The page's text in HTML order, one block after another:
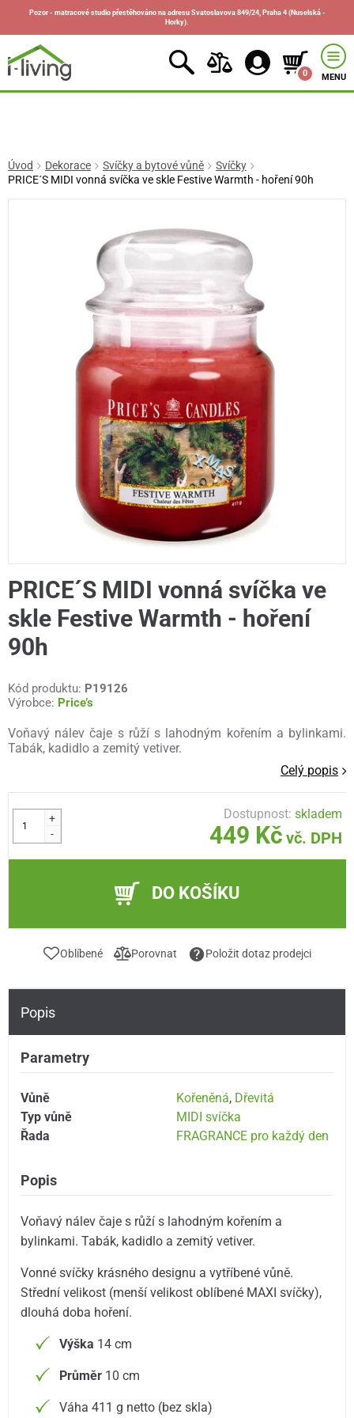
Pozor - matracové studio přestěhováno na adresu Svatoslavova 849/24, Praha 4 (Nuselská -
Horky).
0 MENU
Úvod Dekorace Svíčky a bytové vůně
Svíčky
PRICE´S MIDI vonná svíčka ve skle Festive Warmth - hoření 90h
PRICE´S MIDI vonná svíčka ve
skle Festive Warmth - hoření
90h
Kód produktu: P19126
Výrobce: Price’s
Voňavý nálev čaje s růží s lahodným kořením a bylinkami.
Tabák, kadidlo a zemitý vetiver.
Celý popis
+
-
Dostupnost:skladem
449 Kč vč. DPH
DO KOŠÍKU
Oblíbené Porovnat Položit dotaz prodejci
Popis
Parametry
Vůně Kořeněná, Dřevitá
Typ vůně
MIDI svíčka
Řada
FRAGRANCE pro každý den
Popis
Voňavý nálev čaje s růží s lahodným kořením a
bylinkami. Tabák, kadidlo a zemitý vetiver.
Vonné svíčky krásného designu a vytříbené vůně.
Střední velikost (menší velikost oblíbené MAXI svíčky),
dlouhá doba hoření.
Výška 14 cm
Průměr 10 cm
Váha 411 g netto (bez skla)